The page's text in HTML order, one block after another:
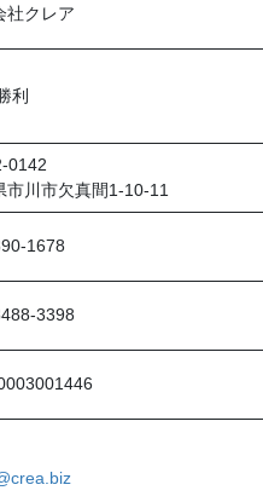
社クレア
利
0142
市川市欠真間1-10-11
1678
3398